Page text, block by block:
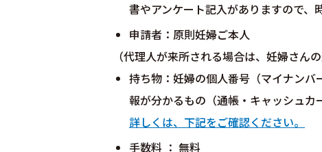
書やアンケート記入がありますので、
申請者：原則妊婦ご本人
（代理人が来所される場合は、妊婦さん
持ち物：妊婦の個人番号（マイナン
報が分かるもの（通帳・キャッシュ
詳しくは、下記をご確認ください。
手数料 ： 無料